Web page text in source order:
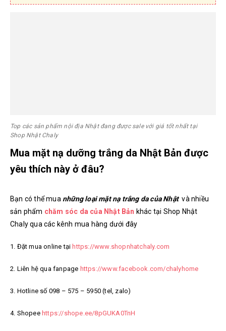
Top các sản phẩm nội địa Nhật đang được sale với giá tốt nhất tại
Shop Nhật Chaly
Mua mặt nạ dưỡng trắng da Nhật Bản được
yêu thích này ở đâu?
Bạn có thể mua những loại mặt nạ trắng da của Nhật và nhiều
sản phẩm chăm sóc da của Nhật Bản khác tại Shop Nhật
Chaly qua các kênh mua hàng dưới đây
1. Đặt mua online tạihttps://www.shopnhatchaly.com
2. Liên hệ qua fanpage https://www.facebook.com/chalyhome
3. Hotline số 098 – 575 – 5950 (tel, zalo)
4. Shopeehttps://shope.ee/8pGUKA0TnH